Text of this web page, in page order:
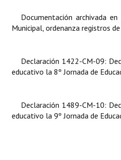
Informes de Unidad Coordinadora
Actas de Audiencias Públicas
Comunicaciones
Documentación archivada
Municipal, ordenanza registros
Declaración 1422-CM-09:
educativo la 8º Jornada de
Declaración 1489-CM-10:
educativo la 9º Jornada de